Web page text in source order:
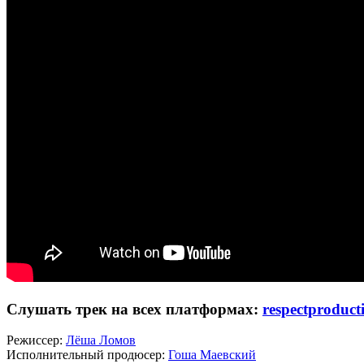
Слушать трек на всех платформах:
Режиссер: Лёша Ломов
Исполнительный продюсер: Гоша Маевский